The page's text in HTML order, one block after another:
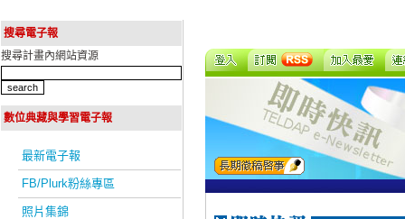
搜尋電子報
搜尋計畫內網站資源
數位典藏與學習電子報
最新電子報
FB/Plurk粉絲專區
照片集錦